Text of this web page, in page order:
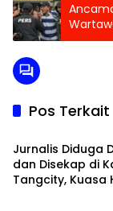
Pos Terkait
Banten Raya
Jurnalis Diduga
dan Disekap di
Tangcity, Kuasa
Peristiwa